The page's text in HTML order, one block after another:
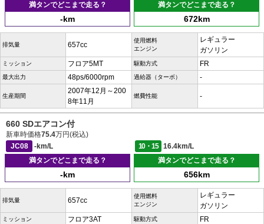
満タンでどこまで走る？
-km
満タンでどこまで走る？
672km
排気量 657cc
使用燃料
エンジン
レギュラー
ガソリン
ミッション フロア5MT 駆動方式 FR
最大出力 48ps/6000rpm 過給器（ターボ） -
生産期間
2007年12月～200
8年11月
燃費性能 -
660 SDエアコン付
新車時価格75.4万円(税込)
JC08
-km/L 10・15
16.4km/L
満タンでどこまで走る？
-km
満タンでどこまで走る？
656km
排気量 657cc
使用燃料
エンジン
レギュラー
ガソリン
ミッション フロア3AT 駆動方式 FR